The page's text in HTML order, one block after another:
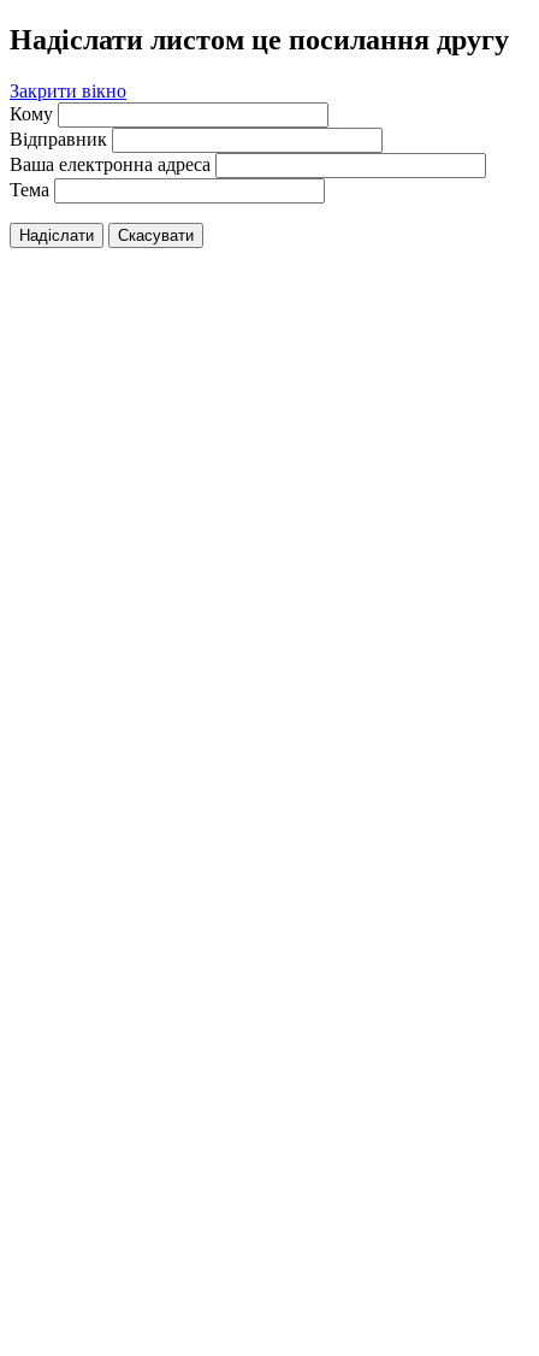
Надіслати листом це посилання другу
Закрити вікно
Кому
Відправник
Ваша електронна адреса
Тема
Надіслати Скасувати